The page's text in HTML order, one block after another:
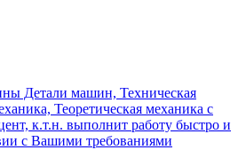
Детали машин, Техническая
Теоретическая механика с
к.т.н. выполнит работу быстро и
с Вашими требованиями